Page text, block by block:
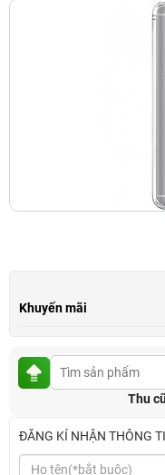
Khuyến mãi
Thu
ĐĂNG KÍ NHẬN THÔNG